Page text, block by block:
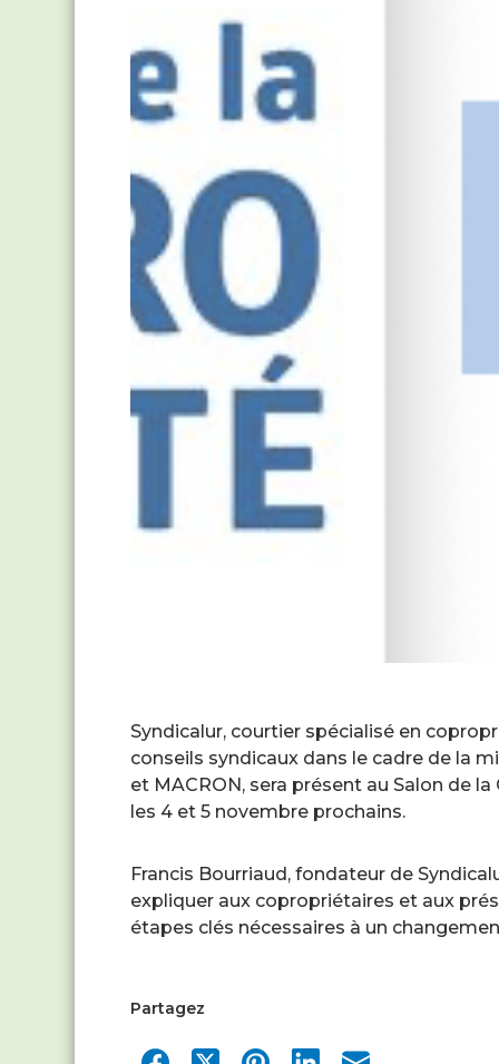
Syndicalur, courtier spécialisé en
conseils syndicaux dans le cadre de la
et MACRON, sera présent au Salon de
les 4 et 5 novembre prochains.
Francis Bourriaud, fondateur de
expliquer aux copropriétaires et aux
étapes clés nécessaires à un
Partagez